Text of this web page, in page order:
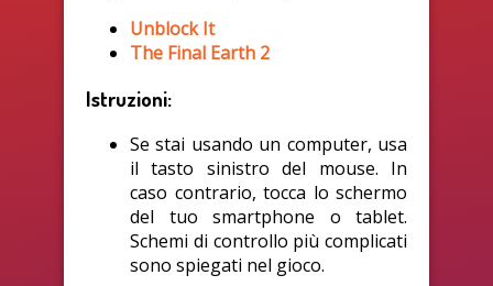
Unblock It
The Final Earth 2
Istruzioni:
Se stai usando un computer, usa
il tasto sinistro del mouse. In
caso contrario, tocca lo schermo
del tuo smartphone o tablet.
Schemi di controllo più complicati
sono spiegati nel gioco.